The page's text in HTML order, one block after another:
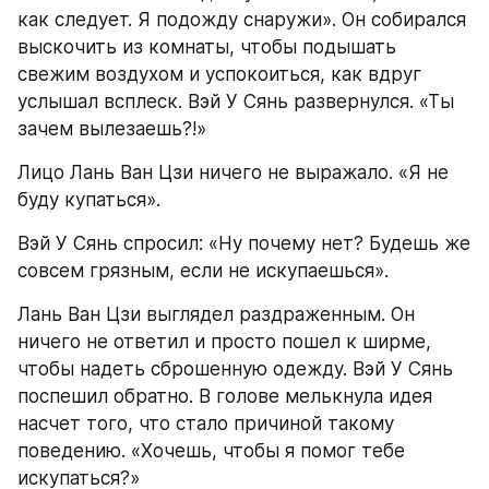
как следует. Я подожду снаружи». Он собирался
выскочить из комнаты, чтобы подышать
свежим воздухом и успокоиться, как вдруг
услышал всплеск. Вэй У Сянь развернулся. «Ты
зачем вылезаешь?!»
Лицо Лань Ван Цзи ничего не выражало. «Я не
буду купаться».
Вэй У Сянь спросил: «Ну почему нет? Будешь же
совсем грязным, если не искупаешься».
Лань Ван Цзи выглядел раздраженным. Он
ничего не ответил и просто пошел к ширме,
чтобы надеть сброшенную одежду. Вэй У Сянь
поспешил обратно. В голове мелькнула идея
насчет того, что стало причиной такому
поведению. «Хочешь, чтобы я помог тебе
искупаться?»